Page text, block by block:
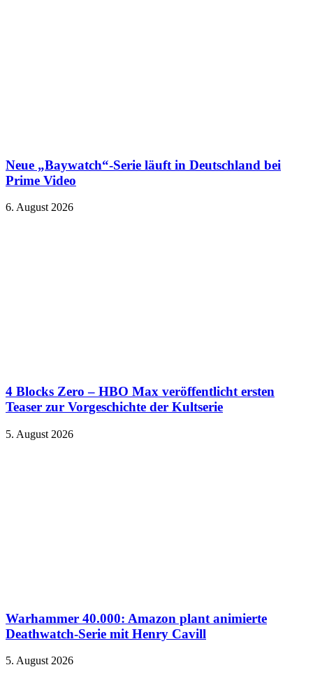
Neue „Baywatch“-Serie läuft in Deutschland bei
Prime Video
6. August 2026
4 Blocks Zero – HBO Max veröffentlicht ersten
Teaser zur Vorgeschichte der Kultserie
5. August 2026
Warhammer 40.000: Amazon plant animierte
Deathwatch-Serie mit Henry Cavill
5. August 2026